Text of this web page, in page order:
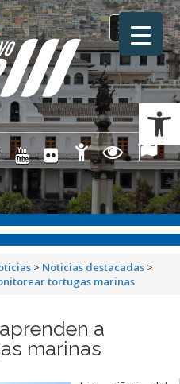
Toggle
> Noticias destacadas >
tortugas marinas
a
marinas